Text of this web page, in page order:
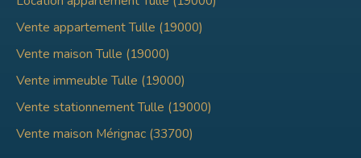
Vente appartement Tulle (19000)
Vente maison Tulle (19000)
Vente immeuble Tulle (19000)
Vente stationnement Tulle (19000)
Vente maison Mérignac (33700)